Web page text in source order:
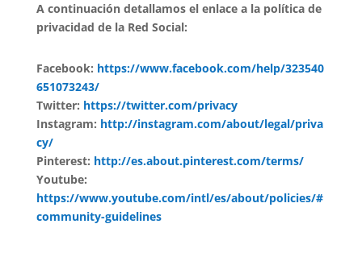
A continuación detallamos el enlace a la política de
privacidad de la Red Social:
Facebook: https://www.facebook.com/help/323540
651073243/
Twitter: https://twitter.com/privacy
Instagram: http://instagram.com/about/legal/priva
cy/
Pinterest: http://es.about.pinterest.com/terms/
Youtube:
https://www.youtube.com/intl/es/about/policies/#
community-guidelines